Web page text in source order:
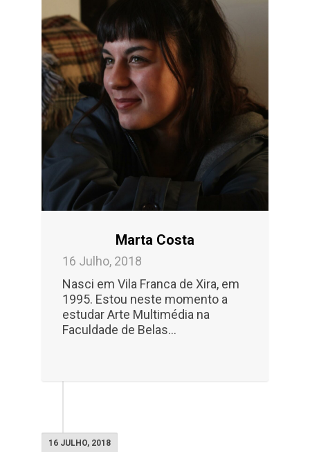
Marta Costa
16 Julho, 2018
Nasci em Vila Franca de Xira, em
1995. Estou neste momento a
estudar Arte Multimédia na
Faculdade de Belas...
16 JULHO, 2018